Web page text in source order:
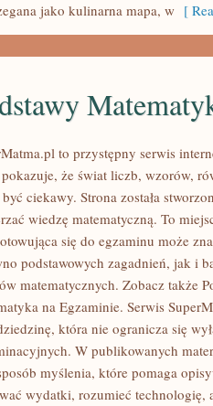
jako kulinarna mapa, w [
to przystępny serwis
że świat liczb, wzorów,
ciekawy. Strona została
wiedzę matematyczną. To
się do egzaminu może
podstawowych zagadnień, jak i
matematycznych. Zobacz także
na Egzaminie. Serwis
która nie ogranicza się
W publikowanych
myślenia, które pomaga
wydatki, rozumieć technologię,